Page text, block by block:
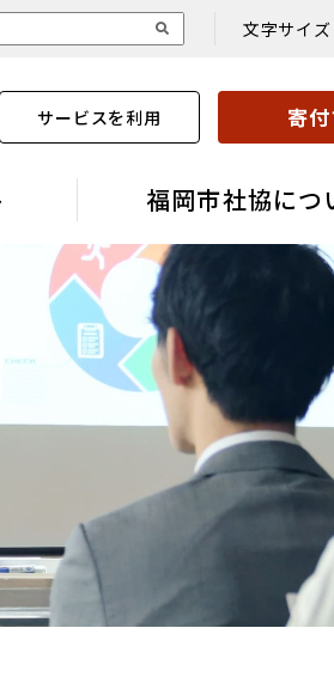
文字サイズ
サービスを利用 寄
福岡市社協につ